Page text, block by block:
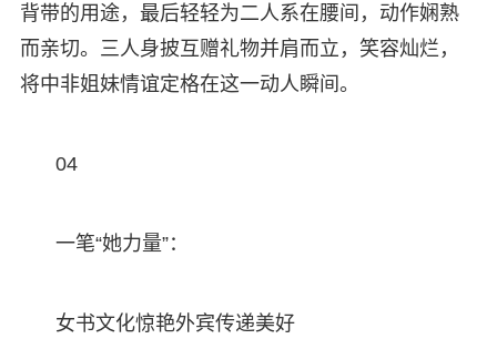
背带的用途，最后轻轻为二人系在腰间，动作娴熟
而亲切。三人身披互赠礼物并肩而立，笑容灿烂，
将中非姐妹情谊定格在这一动人瞬间。
04
一笔“她力量”：
女书文化惊艳外宾传递美好